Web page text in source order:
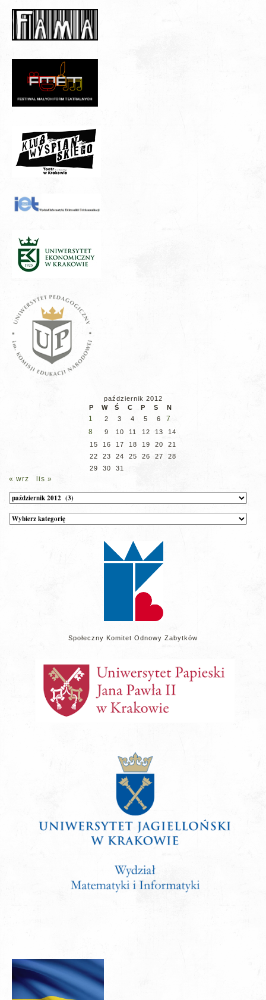
październik 2012
P
W Ś C P S N
1 2 3 4 5 6
7
8
9 10 11 12 13
14
15
16 17 18 19 20
21
22
23 24 25 26 27
28
29
30 31
« wrz lis »
Archiwum
Kategorie
wpisów
Społeczny Komitet Odnowy Zabytków